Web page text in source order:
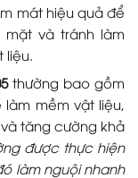
mát hiệu quả để
và tránh làm
thường bao gồm
mềm vật liệu,
tăng cường khả
được thực hiện
làm nguội nhanh